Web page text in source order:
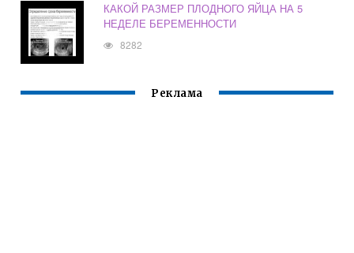
КАКОЙ РАЗМЕР ПЛОДНОГО ЯЙЦА НА 5
НЕДЕЛЕ БЕРЕМЕННОСТИ
8282
Реклама